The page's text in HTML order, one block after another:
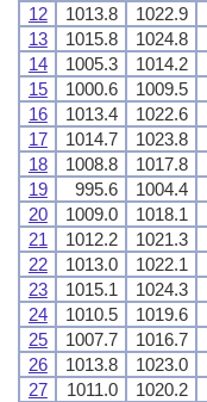
12
1013.8 1022.9
13
1015.8 1024.8
14
1005.3 1014.2
15
1000.6 1009.5
16
1013.4 1022.6
17
1014.7 1023.8
18
1008.8 1017.8
19
995.6 1004.4
20
1009.0 1018.1
21
1012.2 1021.3
22
1013.0 1022.1
23
1015.1 1024.3
24
1010.5 1019.6
25
1007.7 1016.7
26
1013.8 1023.0
27
1011.0 1020.2